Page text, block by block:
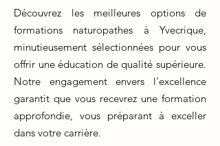
Découvrez les meilleures options de
formations naturopathes à Yvecrique,
minutieusement sélectionnées pour vous
offrir une éducation de qualité supérieure.
Notre engagement envers l'excellence
garantit que vous recevrez une formation
approfondie, vous préparant à exceller
dans votre carrière.